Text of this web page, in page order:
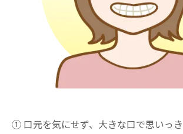
① 口元を気にせず、大きな口で思いっき